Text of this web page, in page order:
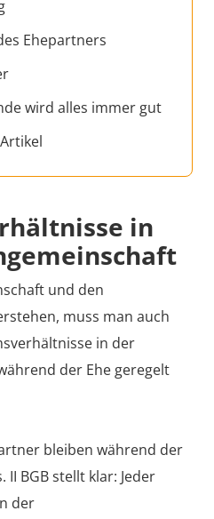
Ehepartners
wird alles immer gut
in
und den
muss man auch
in der
der Ehe geregelt
bleiben während der
II BGB stellt klar: Jeder
der